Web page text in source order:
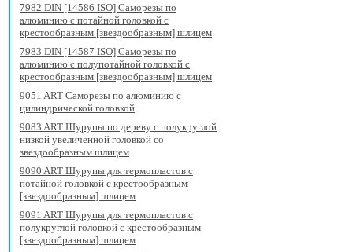
7982 DIN [14586 ISO] Саморезы по
алюминию с потайной головкой с
крестообразным [звездообразным] шлицем
7983 DIN [14587 ISO] Саморезы по
алюминию с полупотайной головкой с
крестообразным [звездообразным] шлицем
9051 ART Саморезы по алюминию с
цилиндрической головкой
9083 ART Шурупы по дереву с полукруглой
низкой увеличенной головкой со
звездообразным шлицем
9090 ART Шурупы для термопластов с
потайной головкой с крестообразным
[звездообразным] шлицем
9091 ART Шурупы для термопластов с
полукруглой головкой с крестообразным
[звездообразным] шлицем